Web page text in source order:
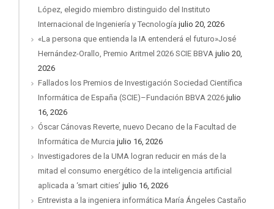
López, elegido miembro distinguido del Instituto
Internacional de Ingeniería y Tecnología julio 20, 2026
«La persona que entienda la IA entenderá el futuro»José
Hernández-Orallo, Premio Aritmel 2026 SCIE BBVA julio 20,
2026
Fallados los Premios de Investigación Sociedad Científica
Informática de España (SCIE)–Fundación BBVA 2026 julio
16, 2026
Óscar Cánovas Reverte, nuevo Decano de la Facultad de
Informática de Murcia julio 16, 2026
Investigadores de la UMA logran reducir en más de la
mitad el consumo energético de la inteligencia artificial
aplicada a ‘smart cities’ julio 16, 2026
Entrevista a la ingeniera informática María Ángeles Castaño